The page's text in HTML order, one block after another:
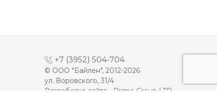
+7 (3952) 504-704
© ООО "Байлен", 2012-2026
ул. Воровского, 31/4
Разработка сайта -
Prime Group LTD